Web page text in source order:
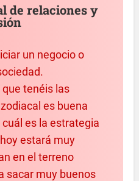
de relaciones y
un negocio o
tenéis las
es buena
es la estrategia
estará muy
en el terreno
sacar muy buenos